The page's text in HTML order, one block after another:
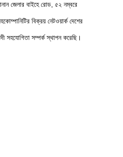
জেলার বাইহে রোড, ৫২ নম্বরে
বিক্রয় নেটওয়ার্ক দেশের
সহযোগিতা সম্পর্ক স্থাপন করেছি।